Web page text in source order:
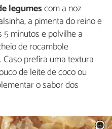
legumescom a noz
a pimenta do reino e
minutos e polvilhe a
de rocambole
prefira uma textura
de leite de coco ou
o sabor dos